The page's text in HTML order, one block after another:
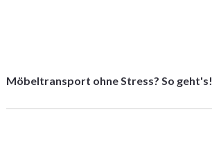
Möbeltransport ohne Stress? So geht's!